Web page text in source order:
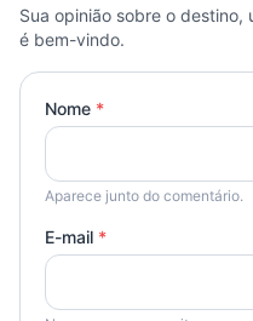
Sua opinião sobre o
é bem-vindo.
Nome *
Aparece junto do comentário.
E-mail *